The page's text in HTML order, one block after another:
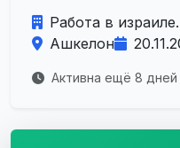
Работа в
Ашкелон
Активна ещё 8 дней